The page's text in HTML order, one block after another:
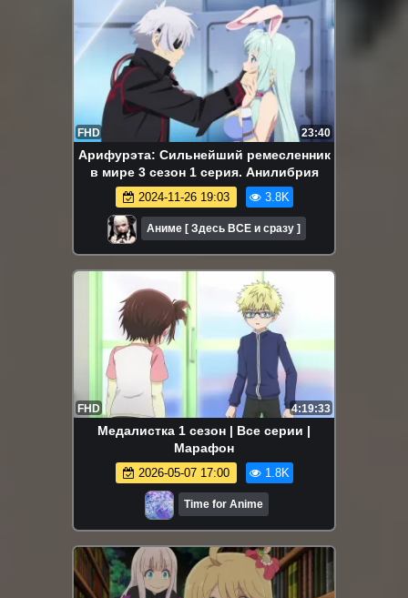
FHD 23:40
Арифурэта: Сильнейший ремесленник
в мире 3 сезон 1 серия. Анилибрия
2024-11-26 19:03 3.8K
Аниме [ Здесь ВСЕ и сразу ]
FHD 4:19:33
Медалистка 1 сезон | Все серии |
Марафон
2026-05-07 17:00 1.8K
Time for Anime